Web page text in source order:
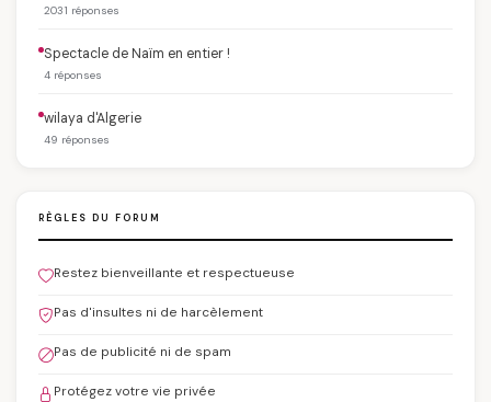
2031 réponses
Spectacle de Naïm en entier !
4 réponses
wilaya d'Algerie
49 réponses
RÈGLES DU FORUM
Restez bienveillante et respectueuse
Pas d'insultes ni de harcèlement
Pas de publicité ni de spam
Protégez votre vie privée